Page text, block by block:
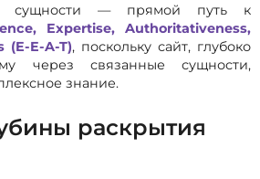
сущности — прямой путь к
Expertise, Authoritativeness,
(E-E-A-T), поскольку сайт, глубоко
через связанные сущности,
знание.
раскрытия